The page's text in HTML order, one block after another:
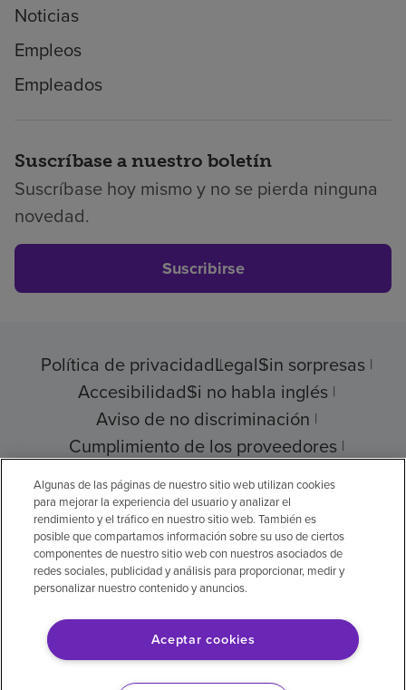
Noticias
Empleos
Empleados
Suscríbase a nuestro boletín
Suscríbase hoy mismo y no se pierda ninguna
novedad.
Suscribirse
Política de privacidadLegalSin sorpresas
AccesibilidadSi no habla inglés
Aviso de no discriminación
Cumplimiento de los proveedores
Transparencia de precios
© 2026 Encompass Health Corporation
Preferencias de cookies
Aviso legal: Se tradujo con la ayuda de
inteligencia artificial (IA). La versión en inglés
Algunas de las páginas de nuestro sitio web utilizan cookies
para mejorar la experiencia del usuario y analizar el
rendimiento y el tráfico en nuestro sitio web. También es
posible que compartamos información sobre su uso de ciertos
componentes de nuestro sitio web con nuestros asociados de
redes sociales, publicidad y análisis para proporcionar, medir y
personalizar nuestro contenido y anuncios.
Aceptar cookies